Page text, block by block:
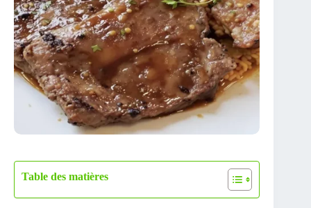
Table des matières